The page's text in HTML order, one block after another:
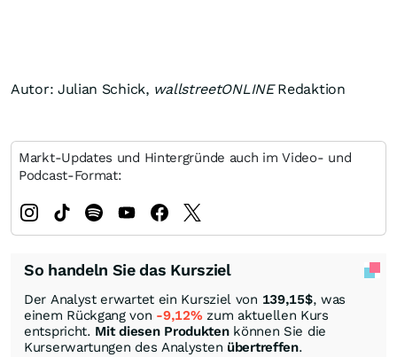
Autor: Julian Schick, wallstreetONLINERedaktion
Markt-Updates und Hintergründe auch im Video- und
Podcast-Format:
So handeln Sie das Kursziel
Der Analyst erwartet ein Kursziel von 139,15$, was
einem Rückgang von -9,12% zum aktuellen Kurs
entspricht. Mit diesen Produktenkönnen Sie die
Kurserwartungen des Analysten übertreffen.